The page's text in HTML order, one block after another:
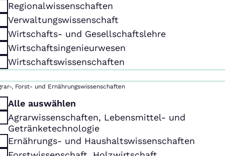
Regionalwissenschaften
Verwaltungswissenschaft
Wirtschafts- und Gesellschaftslehre
Wirtschaftsingenieurwesen
Wirtschaftswissenschaften
, Forst- und Ernährungswissenschaften
Alle auswählen
Agrarwissenschaften, Lebensmittel- und
Getränketechnologie
Ernährungs- und Haushaltswissenschaften